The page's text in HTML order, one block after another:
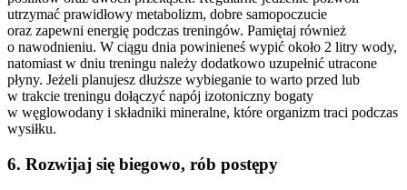
utrzymać prawidłowy metabolizm, dobre samopoczucie
oraz zapewni energię podczas treningów. Pamiętaj również
o nawodnieniu. W ciągu dnia powinieneś wypić około 2 litry wody,
natomiast w dniu treningu należy dodatkowo uzupełnić utracone
płyny. Jeżeli planujesz dłuższe wybieganie to warto przed lub
w trakcie treningu dołączyć napój izotoniczny bogaty
w węglowodany i składniki mineralne, które organizm traci podczas
wysiłku.
6. Rozwijaj się biegowo, rób postępy